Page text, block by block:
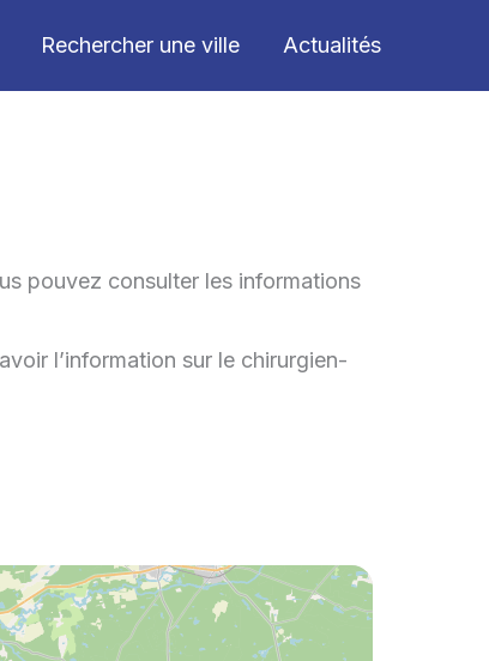
Rechercher une ville Actualités
pouvez consulter les informations
l’information sur le chirurgien-